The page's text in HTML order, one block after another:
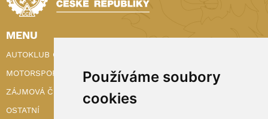
Používáme soubory
cookies
MENU
AUTOKLUB ČR
MOTORSPORT
ZÁJMOVÁ ČINNOST
OSTATNÍ